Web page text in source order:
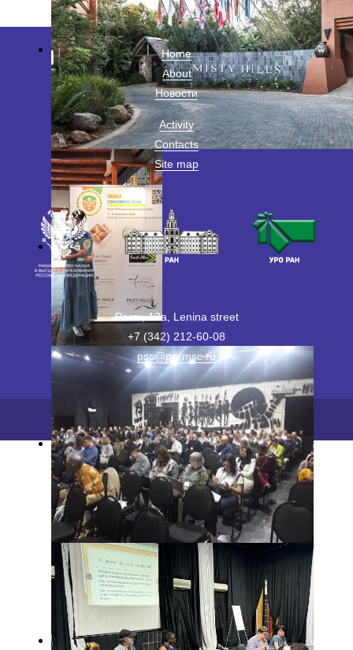
Home
About
Новости
Activity
Contacts
Site map
Perm, 13a, Lenina street
+7 (342) 212-60-08
psc@permsc.ru
2026 © ПФИЦ УрО РАН